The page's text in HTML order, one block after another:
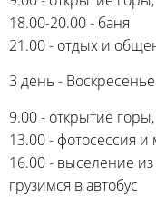
18.00-20.00 - баня
21.00 - отдых и
3 день - Воскресенье
9.00 - открытие
13.00 - фотосессия и
16.00 - выселение
грузимся в автобус